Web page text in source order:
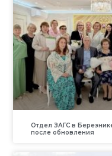
Отдел ЗАГС в
после обновления